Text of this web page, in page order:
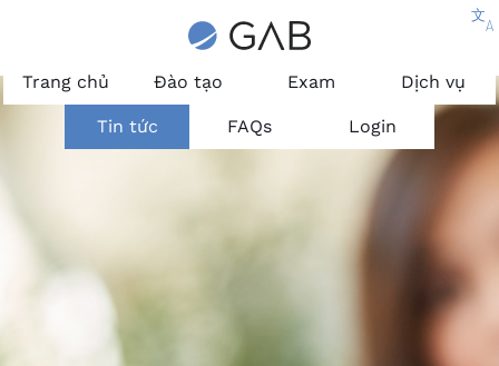
文
A
Trang chủ Đào tạo Exam Dịch vụ
Tin tức FAQs Login